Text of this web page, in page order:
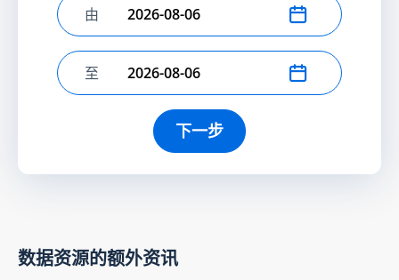
选择开始日期
由
选择结束日期
至
下一步
数据资源的额外资讯